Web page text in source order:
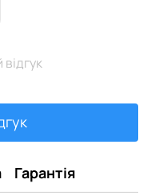
Гарантія